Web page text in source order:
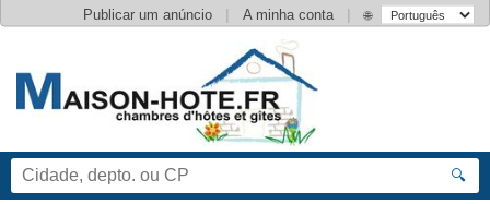
Publicar um anúncio | A minha conta | 🌐
🔍